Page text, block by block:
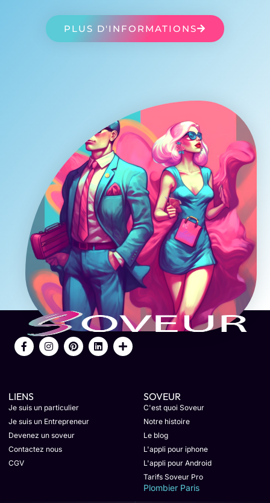
PLUS D'INFORMATIONS
LIENS
Je suis un particulier
Je suis un Entrepreneur
Devenez un soveur
Contactez nous
CGV
SOVEUR
C'est quoi Soveur
Notre histoire
Le blog
L'appli pour iphone
L'appli pour Android
Tarifs Soveur Pro
Plombier Paris